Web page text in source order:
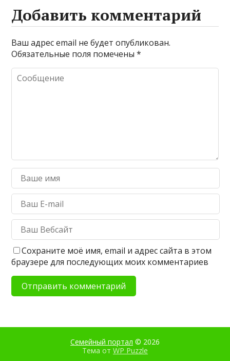
Добавить комментарий
Ваш адрес email не будет опубликован.
Обязательные поля помечены*
Сохраните моё имя, email и адрес сайта в этом
браузере для последующих моих комментариев
Семейный портал © 2026
Тема от WP Puzzle